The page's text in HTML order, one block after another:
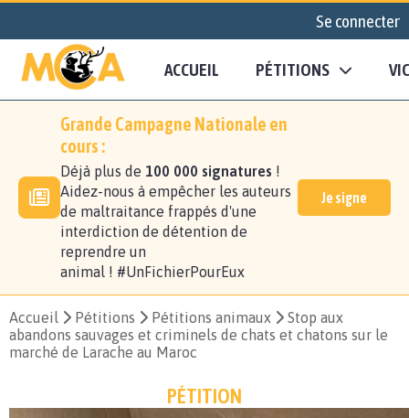
Se connecter
ACCUEIL PÉTITIONS
Grande Campagne Nationale en
cours :
Déjà plus de 100 000 signatures !
Aidez-nous à empêcher les auteurs
de maltraitance frappés d'une
interdiction de détention de
reprendre un
animal ! #UnFichierPourEux
Je signe
Accueil Pétitions Pétitions animaux
Stop aux
abandons sauvages et criminels de chats et chatons sur le
marché de Larache au Maroc
PÉTITION